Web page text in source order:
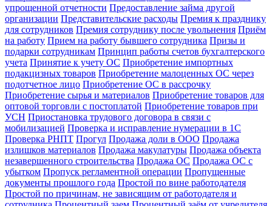
упрощенной отчетности Предоставление займа другой
организации Представительские расходы Премия к празднику
для сотрудников Премия сотруднику после увольнения Приём
на работу Прием на работу бывшего сотрудника Призы и
подарки сотрудникам Принцип работы счетов бухгалтерского
учета Принятие к учету ОС Приобретение импортных
подакцизных товаров Приобретение малоценных ОС через
подотчетное лицо Приобретение ОС в рассрочку
Приобретение сырья и материалов Приобретение товаров для
оптовой торговли с постоплатой Приобретение товаров при
УСН Приостановка трудового договора в связи с
мобилизацией Проверка и исправление нумерации в 1С
Проверка РНПТ Прогул Продажа доли в ООО Продажа
излишков материалов Продажа макулатуры Продажа объекта
незавершенного строительства Продажа ОС Продажа ОС с
убытком Пропуск регламентной операции Пропущенные
документы прошлого года Простой по вине работодателя
Простой по причинам, не зависящим от работодателя и